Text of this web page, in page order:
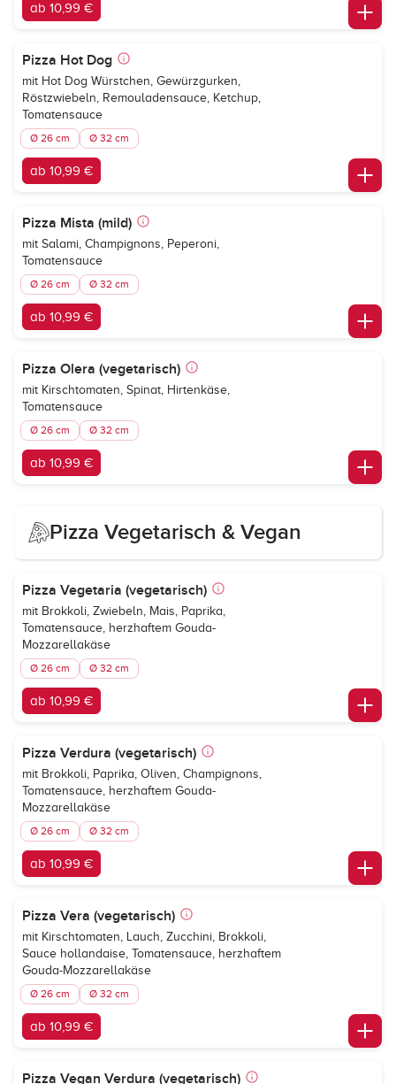
ab 10,99 €
Pizza Hot Dog
mit Hot Dog Würstchen, Gewürzgurken,
Röstzwiebeln, Remouladensauce, Ketchup,
Tomatensauce
Ø 26 cm Ø 32 cm
ab 10,99 €
Pizza Mista (mild)
mit Salami, Champignons, Peperoni,
Tomatensauce
Ø 26 cm Ø 32 cm
ab 10,99 €
Pizza Olera (vegetarisch)
mit Kirschtomaten, Spinat, Hirtenkäse,
Tomatensauce
Ø 26 cm Ø 32 cm
ab 10,99 €
Pizza Vegetarisch & Vegan
Pizza Vegetaria (vegetarisch)
mit Brokkoli, Zwiebeln, Mais, Paprika,
Tomatensauce, herzhaftem Gouda-
Mozzarellakäse
Ø 26 cm Ø 32 cm
ab 10,99 €
Pizza Verdura (vegetarisch)
mit Brokkoli, Paprika, Oliven, Champignons,
Tomatensauce, herzhaftem Gouda-
Mozzarellakäse
Ø 26 cm Ø 32 cm
ab 10,99 €
Pizza Vera (vegetarisch)
mit Kirschtomaten, Lauch, Zucchini, Brokkoli,
Sauce hollandaise, Tomatensauce, herzhaftem
Gouda-Mozzarellakäse
Ø 26 cm Ø 32 cm
ab 10,99 €
Pizza Vegan Verdura (vegetarisch)